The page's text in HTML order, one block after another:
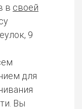
в своей
9
для
Вы